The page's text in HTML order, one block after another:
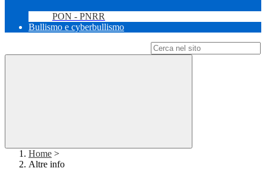
PON - PNRR
Bullismo e cyberbullismo
Home >
Altre info